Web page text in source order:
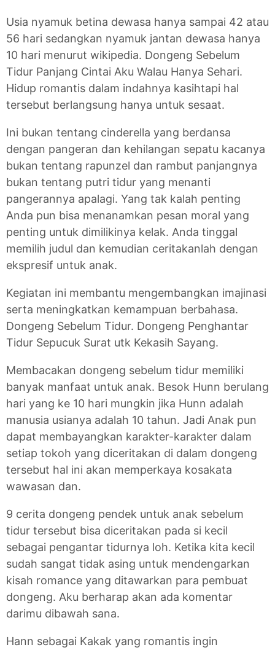
Usia nyamuk betina dewasa hanya sampai 42 atau
56 hari sedangkan nyamuk jantan dewasa hanya
10 hari menurut wikipedia. Dongeng Sebelum
Tidur Panjang Cintai Aku Walau Hanya Sehari.
Hidup romantis dalam indahnya kasihtapi hal
tersebut berlangsung hanya untuk sesaat.
Ini bukan tentang cinderella yang berdansa
dengan pangeran dan kehilangan sepatu kacanya
bukan tentang rapunzel dan rambut panjangnya
bukan tentang putri tidur yang menanti
pangerannya apalagi. Yang tak kalah penting
Anda pun bisa menanamkan pesan moral yang
penting untuk dimilikinya kelak. Anda tinggal
memilih judul dan kemudian ceritakanlah dengan
ekspresif untuk anak.
Kegiatan ini membantu mengembangkan imajinasi
serta meningkatkan kemampuan berbahasa.
Dongeng Sebelum Tidur. Dongeng Penghantar
Tidur Sepucuk Surat utk Kekasih Sayang.
Membacakan dongeng sebelum tidur memiliki
banyak manfaat untuk anak. Besok Hunn berulang
hari yang ke 10 hari mungkin jika Hunn adalah
manusia usianya adalah 10 tahun. Jadi Anak pun
dapat membayangkan karakter-karakter dalam
setiap tokoh yang diceritakan di dalam dongeng
tersebut hal ini akan memperkaya kosakata
wawasan dan.
9 cerita dongeng pendek untuk anak sebelum
tidur tersebut bisa diceritakan pada si kecil
sebagai pengantar tidurnya loh. Ketika kita kecil
sudah sangat tidak asing untuk mendengarkan
kisah romance yang ditawarkan para pembuat
dongeng. Aku berharap akan ada komentar
darimu dibawah sana.
Hann sebagai Kakak yang romantis ingin